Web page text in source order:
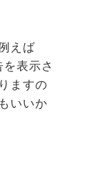
えば
表示さ
ますの
いいか